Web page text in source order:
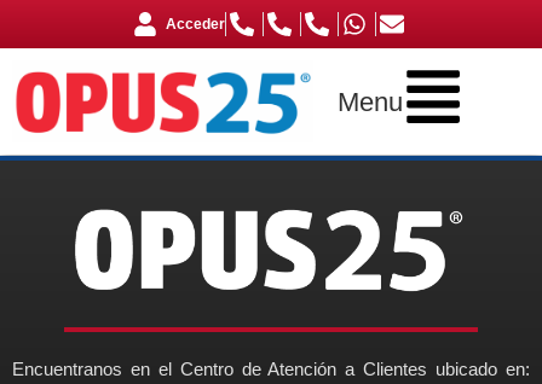
Acceder
Menu
Encuentranos en el Centro de Atención a Clientes ubicado en: